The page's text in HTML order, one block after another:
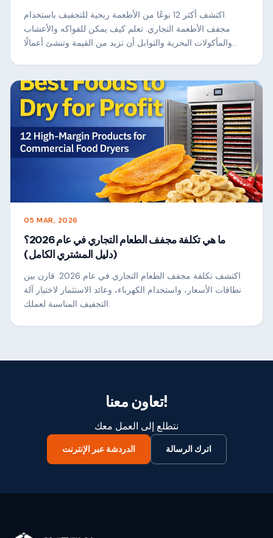
اكتشف أكثر 12 نوعًا من الأطعمة ربحية للتجفيف باستخدام
مجفف الأطعمة التجاري. تعلم كيف يمكن للفواكه والأعشاب
والمأكولات البحرية والتوابل أن تزيد من القيمة وتنشئ أعمالًا
05 MAR, 2026
ما هي تكلفة مجفف الطعام التجاري في عام 2026؟
(دليل المشتري الكامل)
اكتشف تكلفة مجفف الطعام التجاري في عام 2026. قارن بين
نطاقات الأسعار، واستخدام الكهرباء، وعائد الاستثمار لاختيار آلة
التجفيف المناسبة لعملك.
تعاون معنا!
نتطلع إلى العمل معك
الدردشة عبر الإنترنت اترك الرسالة